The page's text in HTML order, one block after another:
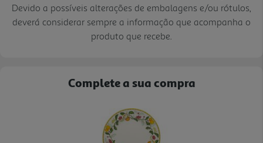
Devido a possíveis alterações de embalagens e/ou rótulos,
deverá considerar sempre a informação que acompanha o
produto que recebe.
Complete a sua compra